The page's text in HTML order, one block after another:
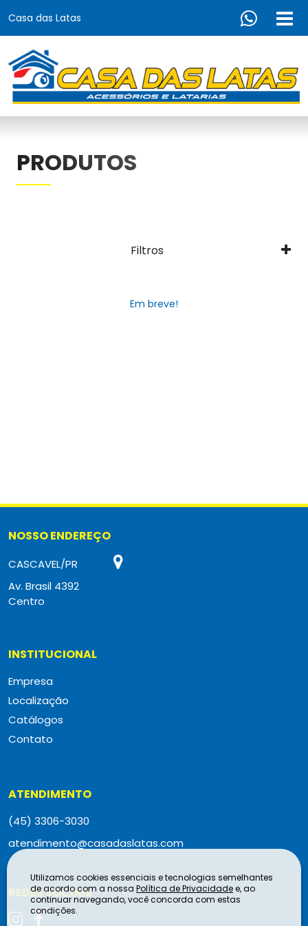
Casa das Latas
PRODUTOS
Filtros
Em breve!
NOSSO ENDEREÇO
CASCAVEL/PR
Av. Brasil 4392
Centro
INSTITUCIONAL
Empresa
Localização
Catálogos
Contato
ATENDIMENTO
(45) 3306-3030
atendimento@casadaslatas.com
REDES SOCIAIS
Utilizamos cookies essenciais e tecnologias semelhantes
de acordo com a nossa Política de Privacidadee, ao
continuar navegando, você concorda com estas
condições.